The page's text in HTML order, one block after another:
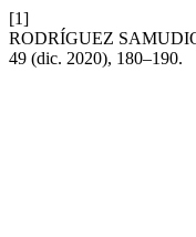
[1]
RODRÍGUEZ
49 (dic. 2020), 180–190.